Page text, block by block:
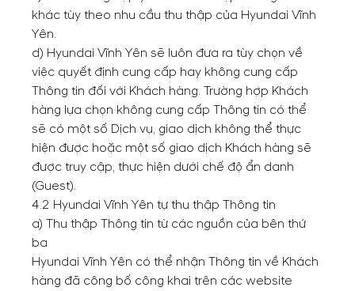
khác tùy theo nhu cầu thu thập của Hyundai Vĩnh
Yên.
d) Hyundai Vĩnh Yên sẽ luôn đưa ra tùy chọn về
việc quyết định cung cấp hay không cung cấp
Thông tin đối với Khách hàng. Trường hợp Khách
hàng lựa chọn không cung cấp Thông tin có thể
sẽ có một số Dịch vụ, giao dịch không thể thực
hiện được hoặc một số giao dịch Khách hàng sẽ
được truy cập, thực hiện dưới chế độ ẩn danh
(Guest).
4.2 Hyundai Vĩnh Yên tự thu thập Thông tin
a) Thu thập Thông tin từ các nguồn của bên thứ
ba
Hyundai Vĩnh Yên có thể nhận Thông tin về Khách
hàng đã công bố công khai trên các website